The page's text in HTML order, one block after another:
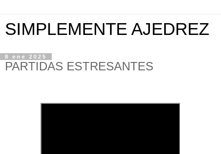
SIMPLEMENTE AJEDREZ
8 ene 2025
PARTIDAS ESTRESANTES